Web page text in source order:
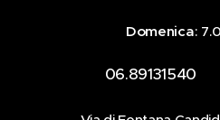
Domenica:
☎️ 06.89131540